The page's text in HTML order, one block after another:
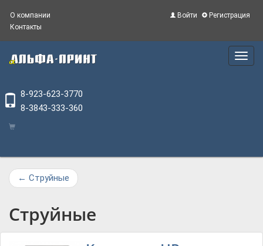
Войти Регистрация
О компании
Контакты
Main
Menu
8-923-623-3770
8-3843-333-360
← Струйные
Струйные